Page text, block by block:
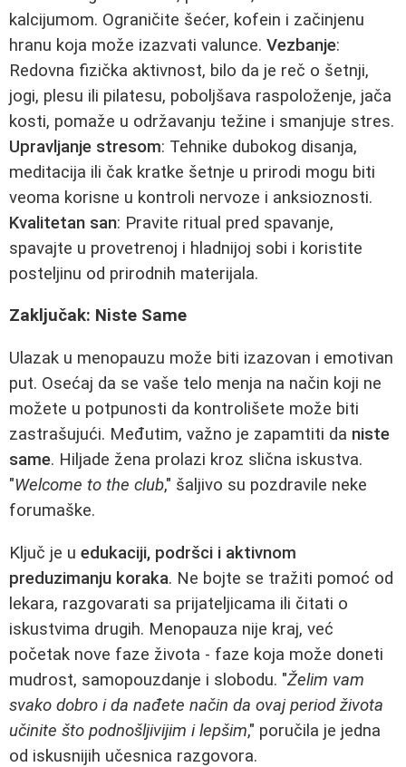
kalcijumom. Ograničite šećer, kofein i začinjenu
hranu koja može izazvati valunce. Vezbanje:
Redovna fizička aktivnost, bilo da je reč o šetnji,
jogi, plesu ili pilatesu, poboljšava raspoloženje, jača
kosti, pomaže u održavanju težine i smanjuje stres.
Upravljanje stresom: Tehnike dubokog disanja,
meditacija ili čak kratke šetnje u prirodi mogu biti
veoma korisne u kontroli nervoze i anksioznosti.
Kvalitetan san: Pravite ritual pred spavanje,
spavajte u provetrenoj i hladnijoj sobi i koristite
posteljinu od prirodnih materijala.
Zaključak: Niste Same
Ulazak u menopauzu može biti izazovan i emotivan
put. Osećaj da se vaše telo menja na način koji ne
možete u potpunosti da kontrolišete može biti
zastrašujući. Međutim, važno je zapamtiti da niste
same. Hiljade žena prolazi kroz slična iskustva.
"Welcome to the club," šaljivo su pozdravile neke
forumaške.
Ključ je u edukaciji, podršci i aktivnom
preduzimanju koraka. Ne bojte se tražiti pomoć od
lekara, razgovarati sa prijateljicama ili čitati o
iskustvima drugih. Menopauza nije kraj, već
početak nove faze života - faze koja može doneti
mudrost, samopouzdanje i slobodu. "Želim vam
svako dobro i da nađete način da ovaj period života
učinite što podnošljivijim i lepšim," poručila je jedna
od iskusnijih učesnica razgovora.